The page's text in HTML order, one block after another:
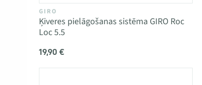
GIRO
Ķiveres pielāgošanas sistēma GIRO Roc
Loc 5.5
19,90 €